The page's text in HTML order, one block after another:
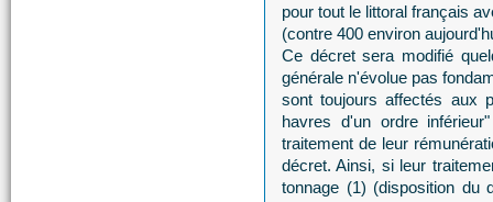
pour tout le littoral français
(contre 400 environ
Ce décret sera modifié
générale n'évolue pas
sont toujours affectés aux
havres d'un ordre
traitement de leur
décret. Ainsi, si leur
tonnage (1) (disposition du